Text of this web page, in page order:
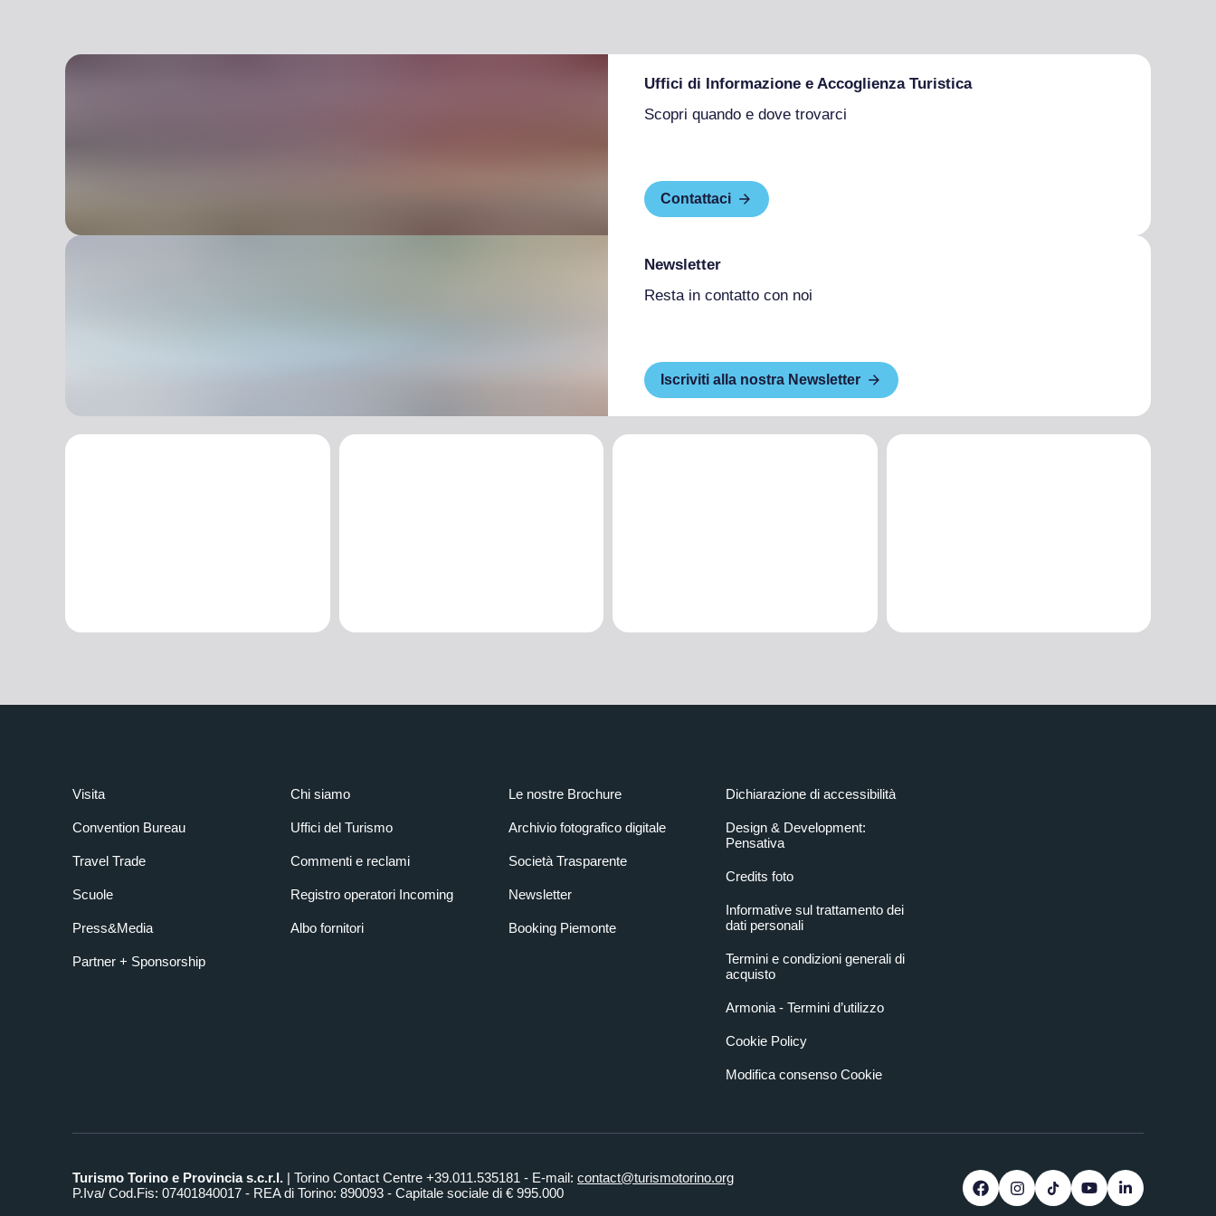
Uffici di Informazione e Accoglienza Turistica
Scopri quando e dove trovarci
Contattaci
Newsletter
Resta in contatto con noi
Iscriviti alla nostra Newsletter
Visita
Convention Bureau
Travel Trade
Scuole
Press&Media
Partner + Sponsorship
Chi siamo
Uffici del Turismo
Commenti e reclami
Registro operatori Incoming
Albo fornitori
Le nostre Brochure
Archivio fotografico digitale
Società Trasparente
Newsletter
Booking Piemonte
Dichiarazione di accessibilità
Design & Development:
Pensativa
Credits foto
Informative sul trattamento dei
dati personali
Termini e condizioni generali di
acquisto
Armonia - Termini d’utilizzo
Cookie Policy
Modifica consenso Cookie
Turismo Torino e Provincia s.c.r.l. | Torino Contact Centre +39.011.535181 - E-mail: contact@turismotorino.org
P.Iva/ Cod.Fis: 07401840017 - REA di Torino: 890093 - Capitale sociale di € 995.000